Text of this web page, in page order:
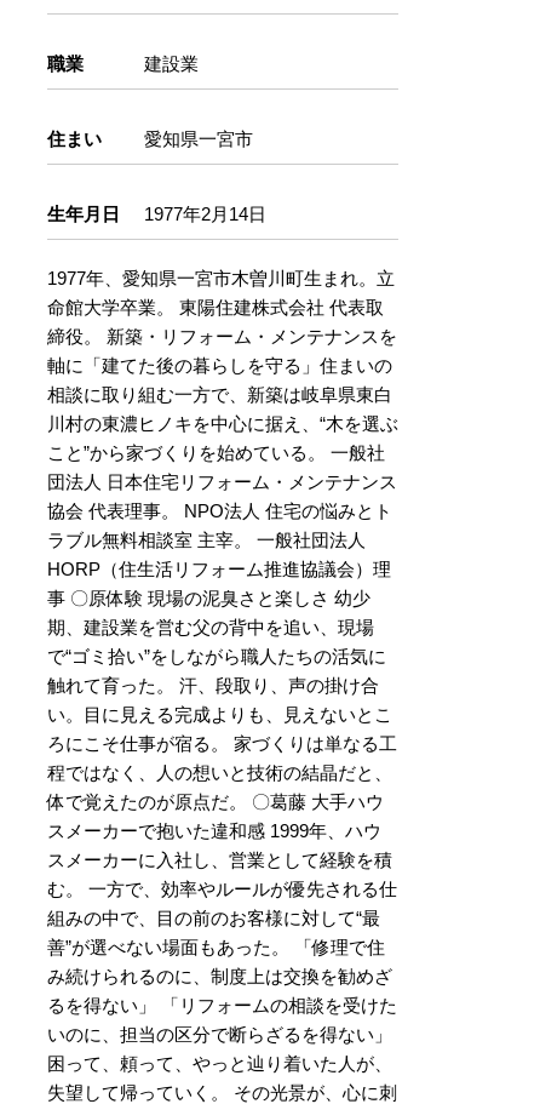
職業 建設業
住まい 愛知県一宮市
生年月日 1977年2月14日
1977年、愛知県一宮市木曽川町生まれ。立
命館大学卒業。 東陽住建株式会社 代表取
締役。 新築・リフォーム・メンテナンスを
軸に「建てた後の暮らしを守る」住まいの
相談に取り組む一方で、新築は岐阜県東白
川村の東濃ヒノキを中心に据え、“木を選ぶ
こと”から家づくりを始めている。 一般社
団法人 日本住宅リフォーム・メンテナンス
協会 代表理事。 NPO法人 住宅の悩みとト
ラブル無料相談室 主宰。 一般社団法人
HORP（住生活リフォーム推進協議会）理
事 〇原体験 現場の泥臭さと楽しさ 幼少
期、建設業を営む父の背中を追い、現場
で“ゴミ拾い”をしながら職人たちの活気に
触れて育った。 汗、段取り、声の掛け合
い。目に見える完成よりも、見えないとこ
ろにこそ仕事が宿る。 家づくりは単なる工
程ではなく、人の想いと技術の結晶だと、
体で覚えたのが原点だ。 〇葛藤 大手ハウ
スメーカーで抱いた違和感 1999年、ハウ
スメーカーに入社し、営業として経験を積
む。 一方で、効率やルールが優先される仕
組みの中で、目の前のお客様に対して“最
善”が選べない場面もあった。 「修理で住
み続けられるのに、制度上は交換を勧めざ
るを得ない」 「リフォームの相談を受けた
いのに、担当の区分で断らざるを得ない」
困って、頼って、やっと辿り着いた人が、
失望して帰っていく。 その光景が、心に刺